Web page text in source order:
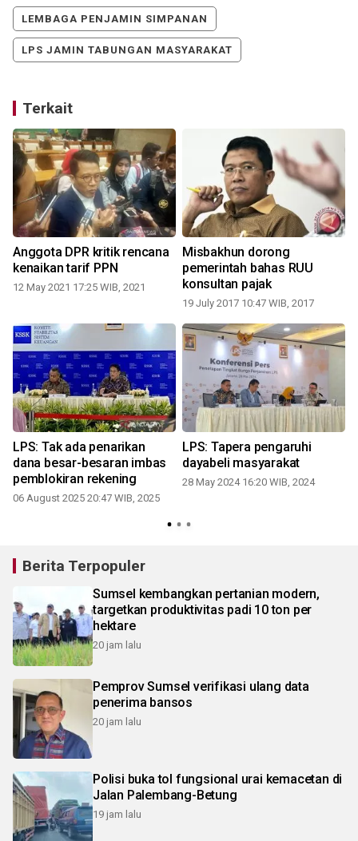
LEMBAGA PENJAMIN SIMPANAN
LPS JAMIN TABUNGAN MASYARAKAT
Terkait
Anggota DPR kritik rencana
kenaikan tarif PPN
12 May 2021 17:25 WIB, 2021
Misbakhun dorong
pemerintah bahas RUU
konsultan pajak
19 July 2017 10:47 WIB, 2017
LPS: Tak ada penarikan
dana besar-besaran imbas
pemblokiran rekening
06 August 2025 20:47 WIB, 2025
LPS: Tapera pengaruhi
dayabeli masyarakat
28 May 2024 16:20 WIB, 2024
Berita Terpopuler
Sumsel kembangkan pertanian modern,
targetkan produktivitas padi 10 ton per
hektare
20 jam lalu
Pemprov Sumsel verifikasi ulang data
penerima bansos
20 jam lalu
Polisi buka tol fungsional urai kemacetan di
Jalan Palembang-Betung
19 jam lalu